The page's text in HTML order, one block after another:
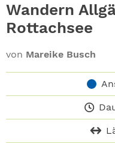
Wandern
Rottachsee
von Mareike Busch
NEWSLETTER
SHOP